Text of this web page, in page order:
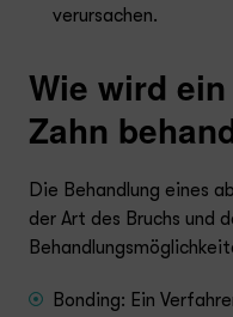
verursachen.
Wie wird
Zahn
Die Behandlung eines
der Art des Bruchs und
Bonding: Ein